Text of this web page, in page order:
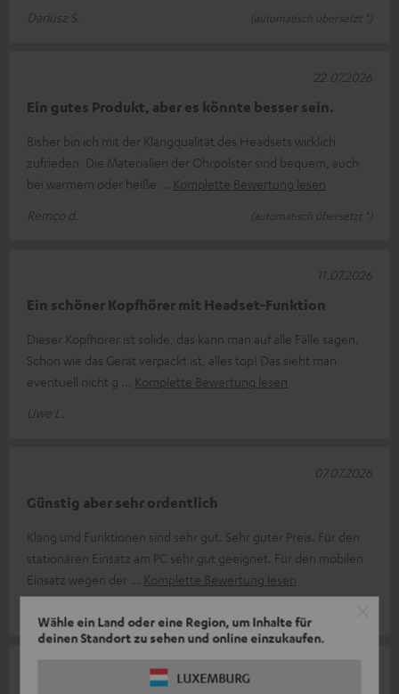
Wähle ein Land oder eine Region, um Inhalte für
deinen Standort zu sehen und online einzukaufen.
LUXEMBURG
Dariusz S.
(automatisch übersetzt *)
Ein gutes Produkt, aber es könnte besser sein.
Bisher bin ich mit der Klangqualität des Headsets wirklich
zufrieden. Die Materialien der Ohrpolster sind bequem, auch
bei warmem oder heiße
Komplette Bewertung lesen
Remco d.
(automatisch übersetzt *)
22.07.2026
Ein schöner Kopfhörer mit Headset-Funktion
Dieser Kopfhörer ist solide, das kann man auf alle Fälle sagen.
Schon wie das Gerät verpackt ist, alles top! Das sieht man
eventuell nicht g
Komplette Bewertung lesen
Uwe L.
11.07.2026
Günstig aber sehr ordentlich
Klang und Funktionen sind sehr gut. Sehr guter Preis. Für den
stationären Einsatz am PC sehr gut geeignet. Für den mobilen
Einsatz wegen der
Komplette Bewertung lesen
07.07.2026